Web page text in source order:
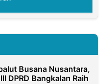
Busana Nusantara,
DPRD Bangkalan Raih